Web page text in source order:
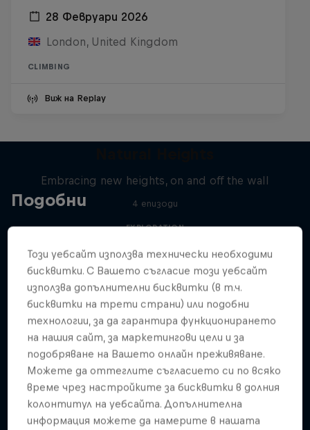
28 Февруари 2026
London, United Kingdom
CLIMBING
Виж на Replay
Подобни
Embracing new heights, on and off the wall
4 епизоди
EXPLORATION
Този уебсайт използва технически необходими
бисквитки. С Вашето съгласие този уебсайт
използва допълнителни бисквитки (в т.ч.
бисквитки на трети страни) или подобни
технологии, за да гарантира функционирането
на нашия сайт, за маркетингови цели и за
подобряване на Вашето онлайн преживяване.
Можете да оттеглите съгласието си по всяко
време чрез настройките за бисквитки в долния
колонтитул на уебсайта. Допълнителна
информация можете да намерите в нашата